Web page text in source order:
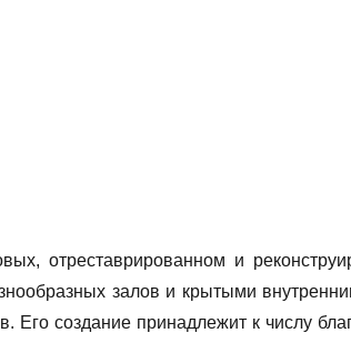
отреставрированном и
залов и крытыми
создание принадлежит к числу